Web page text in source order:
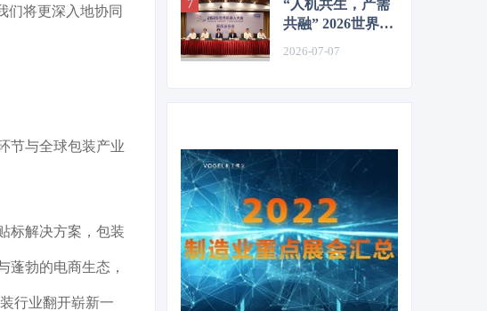
们将更深入地协同
节与全球包装产业
标解决方案，包装
蓬勃的电商生态，
行业翻开崭新一
“人机共生，产需
共融” 2026世界机
2026-07-07